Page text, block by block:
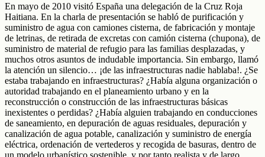
En mayo de 2010 visitó España una delegación de la Cruz Roja
Haitiana. En la charla de presentación se habló de purificación y
suministro de agua con camiones cisterna, de fabricación y montaje
de letrinas, de retirada de excretas con camión cisterna (chupona), de
suministro de material de refugio para las familias desplazadas, y
muchos otros asuntos de indudable importancia. Sin embargo, llamó
la atención un silencio… ¡de las infraestructuras nadie hablaba!. ¿Se
estaba trabajando en infraestructuras? ¿Había alguna organización o
autoridad trabajando en el planeamiento urbano y en la
reconstrucción o construcción de las infraestructuras básicas
inexistentes o perdidas? ¿Había alguien trabajando en conducciones
de saneamiento, en depuración de aguas residuales, depuración y
canalización de agua potable, canalización y suministro de energía
eléctrica, ordenación de vertederos y recogida de basuras, dentro de
un modelo urbanístico sostenible, y por tanto realista y de largo